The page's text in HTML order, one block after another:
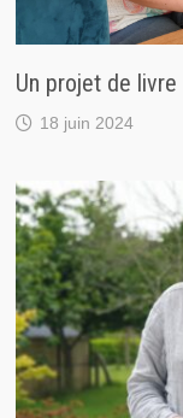
Un projet de
18 juin 2024